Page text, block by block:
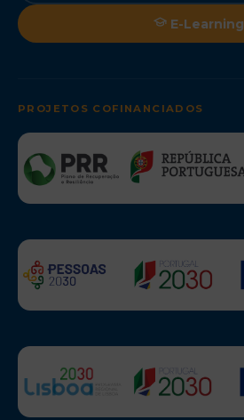
E-Learning
PROJETOS COFINANCIADOS